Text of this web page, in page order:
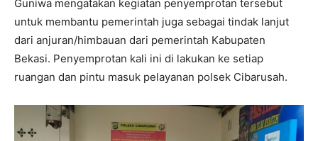
Guniwa mengatakan kegiatan penyemprotan tersebut
untuk membantu pemerintah juga sebagai tindak lanjut
dari anjuran/himbauan dari pemerintah Kabupaten
Bekasi. Penyemprotan kali ini di lakukan ke setiap
ruangan dan pintu masuk pelayanan polsek Cibarusah.